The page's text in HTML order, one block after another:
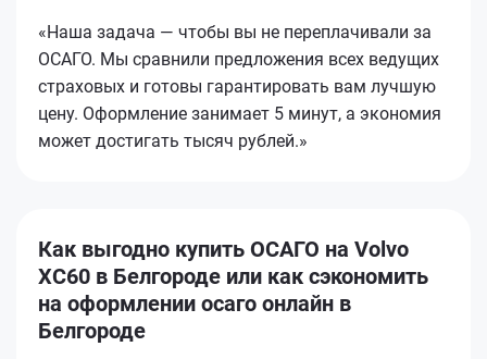
«Наша задача — чтобы вы не переплачивали за
ОСАГО. Мы сравнили предложения всех ведущих
страховых и готовы гарантировать вам лучшую
цену. Оформление занимает 5 минут, а экономия
может достигать тысяч рублей.»
Как выгодно купить ОСАГО на Volvo
XC60 в Белгороде или как сэкономить
на оформлении осаго онлайн в
Белгороде